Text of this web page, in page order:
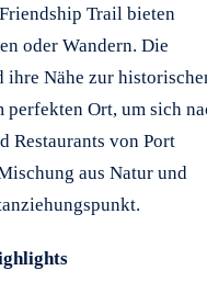
Trail bieten
oder Wandern. Die
ihre Nähe zur
perfekten Ort, um sich
Restaurants von Port
aus Natur und